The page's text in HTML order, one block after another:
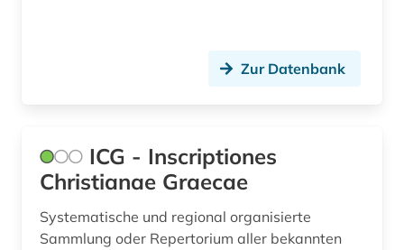
Zur Datenbank
ICG - Inscriptiones
Christianae Graecae
Systematische und regional organisierte
Sammlung oder Repertorium aller bekannten